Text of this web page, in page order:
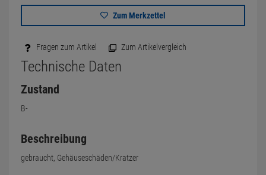
Zum Merkzettel
Fragen zum Artikel Zum Artikelvergleich
Technische Daten
Zustand
B-
Beschreibung
gebraucht, Gehäuseschäden/Kratzer